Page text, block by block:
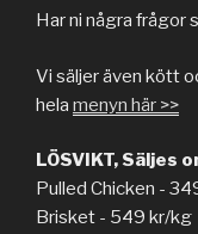
Har ni några frågor
Vi säljer även kött
hela menyn här >>
LÖSVIKT, Säljes
Pulled Chicken -
Brisket - 549 kr/kg